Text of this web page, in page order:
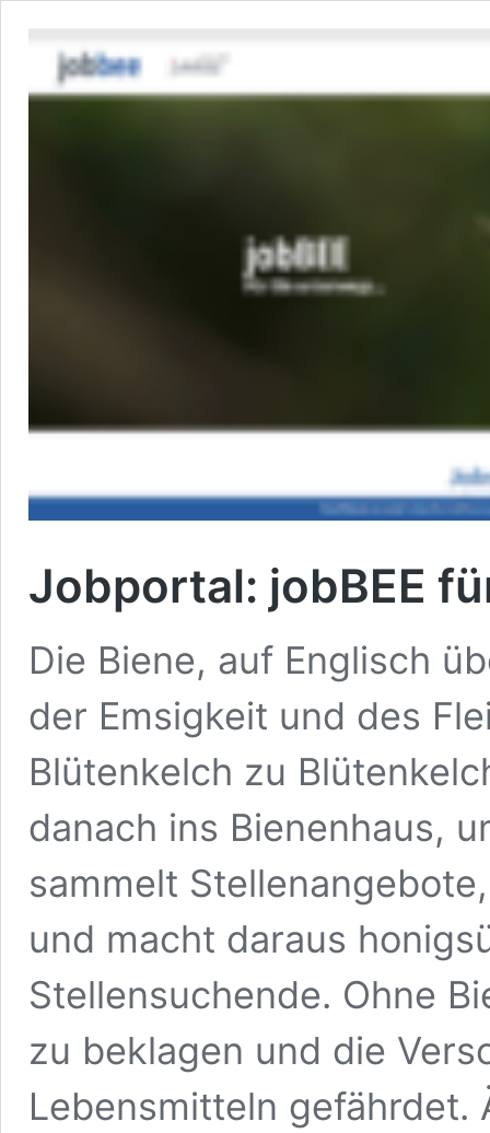
Jobportal: jobBEE
Die Biene, auf Englisch
der Emsigkeit und des
Blütenkelch zu
danach ins Bienenhaus,
sammelt
und macht daraus
Stellensuchende. Ohne
zu beklagen und die
Lebensmitteln gefährdet.